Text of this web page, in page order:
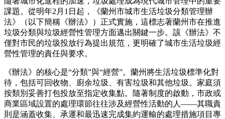
課題。從明年2月1日起，《蘭州市城市生活垃圾分類管理辦
法》（以下簡稱《辦法》）正式實施，這標志著蘭州市在推進
垃圾分類與垃圾經營性管理方面邁出關鍵一步。該《辦法》不
僅對市民的垃圾投放行為提出規范，更明確了城市生活垃圾經
營性管理的責任與要求。
《辦法》的核心是“分類”與“經營”。蘭州將生活垃圾標準化對
待，包括可回收物、廚余垃圾、有害垃圾和其他垃圾。家庭須
按類別妥善打包投放至指定收集點。隨著制度的啟動，市政或
商業區域設置的處理環節往往涉及經營性活動的人——其職責
則是涵蓋收集、承運和最迅速完成集約運輸的處理措施項目專